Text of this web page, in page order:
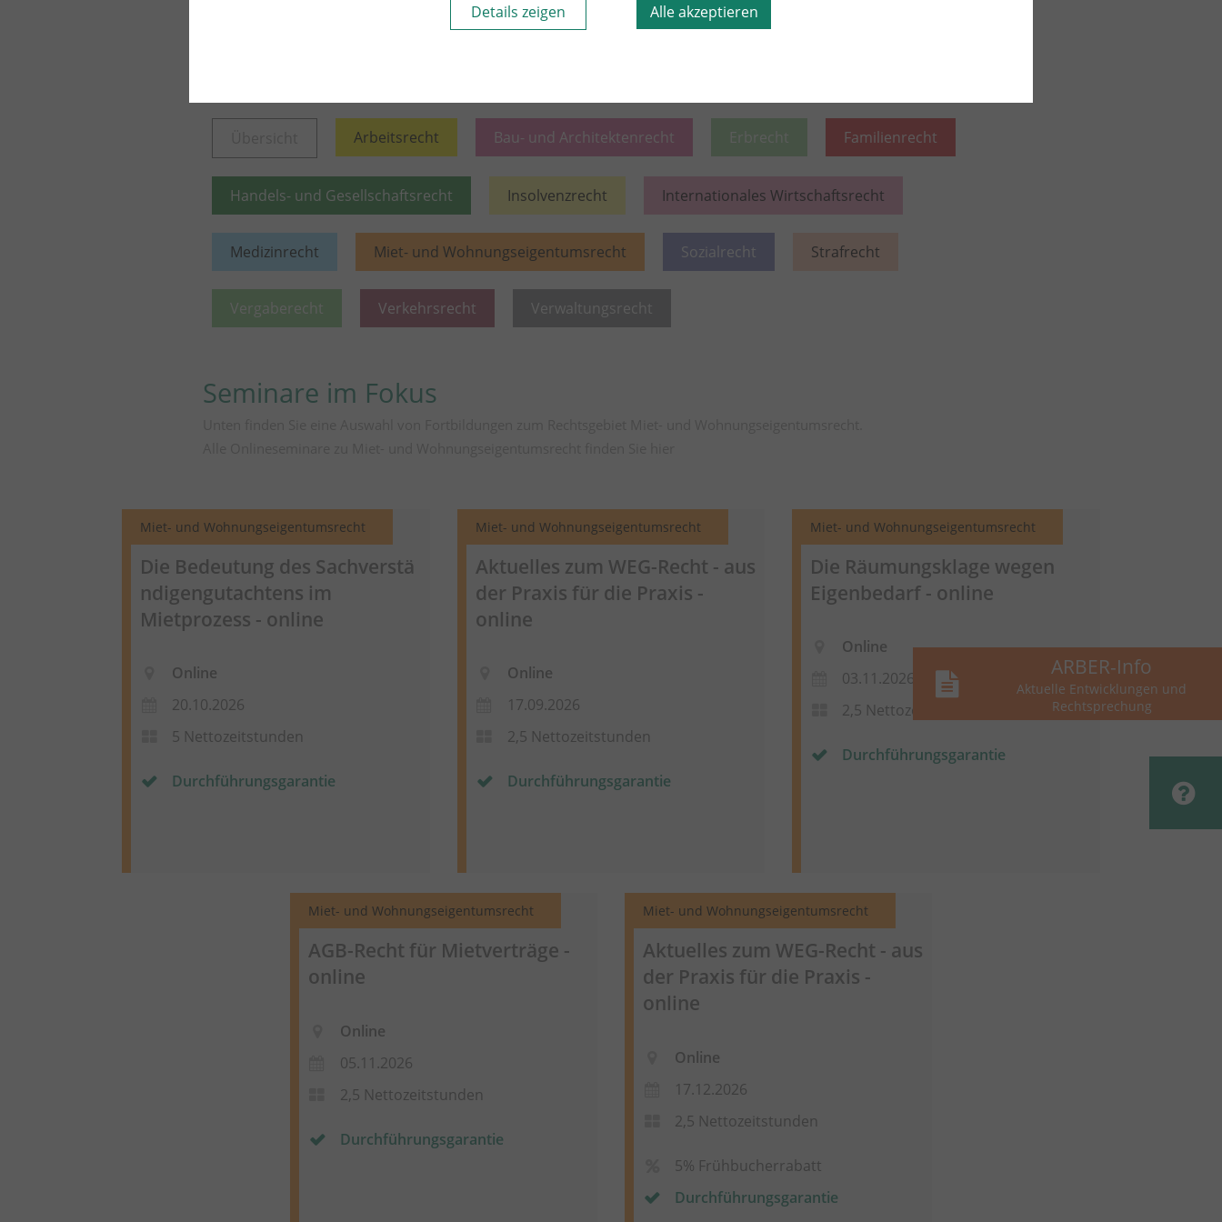
Arbeitsrecht Bau- und Architektenrecht Familienrecht
Handels- und Gesellschaftsrecht Insolvenzrecht Internationales Wirtschaftsrecht
Medizinrecht Miet- und Wohnungseigentumsrecht Sozialrecht Strafrecht
Vergaberecht Verkehrsrecht Verwaltungsrecht
Seminare im Fokus
Miet- und Wohnungseigentumsrecht
Die Bedeutung des Sachverstä
ndigengutachtens im
Mietprozess - online
Online
20.10.2026
5 Nettozeitstunden
Durchführungsgarantie
Miet- und Wohnungseigentumsrecht
Aktuelles zum WEG-Recht - aus
der Praxis für die Praxis -
online
Online
17.09.2026
2,5 Nettozeitstunden
Durchführungsgarantie
Miet- und Wohnungseigentumsrecht
Die Räumungsklage wegen
Eigenbedarf - online
Online
03.11.2026
2,5 Nettozeitstunden
Durchführungsgarantie
Miet- und Wohnungseigentumsrecht
AGB-Recht für Mietverträge -
online
Online
05.11.2026
2,5 Nettozeitstunden
Durchführungsgarantie
Miet- und Wohnungseigentumsrecht
Aktuelles zum WEG-Recht - aus
der Praxis für die Praxis -
online
Online
17.12.2026
2,5 Nettozeitstunden
5% Frühbucherrabatt
Durchführungsgarantie
ARBER-Info
Aktuelle Entwicklungen und
Rechtsprechung
Details zeigen Alle akzeptieren